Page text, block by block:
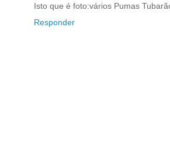
Isto que é foto:vários Pumas
Responder